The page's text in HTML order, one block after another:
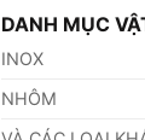
DANH MỤC
INOX
NHÔM